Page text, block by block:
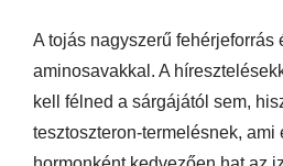
A tojás nagyszerű fehérjeforrás
aminosavakkal. A
kell félned a sárgájától sem,
tesztoszteron-termelésnek,